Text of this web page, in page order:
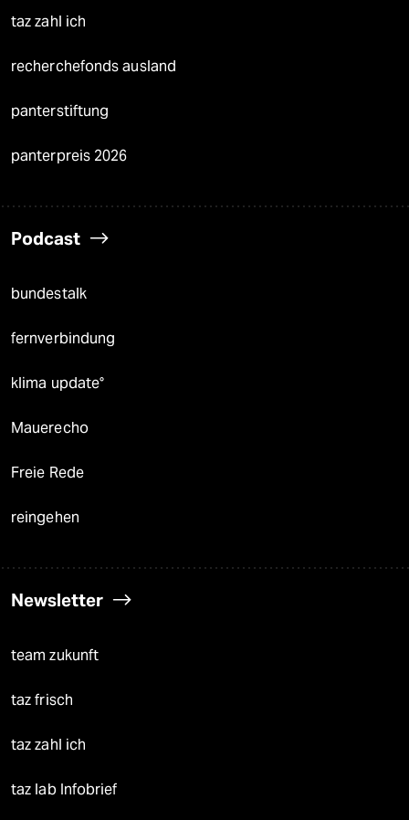
taz zahl ich
recherchefonds ausland
panterstiftung
panterpreis 2026
Podcast
bundestalk
fernverbindung
klima update°
Mauerecho
Freie Rede
reingehen
Newsletter
team zukunft
taz frisch
taz zahl ich
taz lab Infobrief